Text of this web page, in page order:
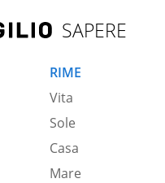
SAPERE
RIME
Vita
Sole
Casa
Mare